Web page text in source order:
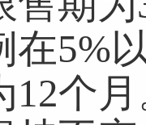
在5%
12个